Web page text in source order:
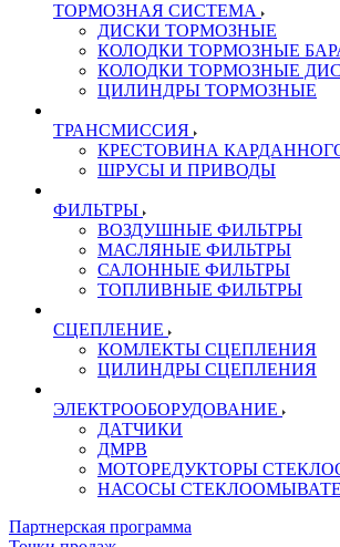
ТОРМОЗНАЯ СИСТЕМА
ДИСКИ ТОРМОЗНЫЕ
КОЛОДКИ ТОРМОЗНЫЕ
КОЛОДКИ ТОРМОЗНЫЕ
ЦИЛИНДРЫ ТОРМОЗНЫЕ
ТРАНСМИССИЯ
КРЕСТОВИНА
ШРУСЫ И ПРИВОДЫ
ФИЛЬТРЫ
ВОЗДУШНЫЕ ФИЛЬТРЫ
МАСЛЯНЫЕ ФИЛЬТРЫ
САЛОННЫЕ ФИЛЬТРЫ
ТОПЛИВНЫЕ ФИЛЬТРЫ
СЦЕПЛЕНИЕ
КОМЛЕКТЫ СЦЕПЛЕНИЯ
ЦИЛИНДРЫ СЦЕПЛЕНИЯ
ЭЛЕКТРООБОРУДОВАНИЕ
ДАТЧИКИ
ДМРВ
МОТОРЕДУКТОРЫ
НАСОСЫ
Партнерская программа